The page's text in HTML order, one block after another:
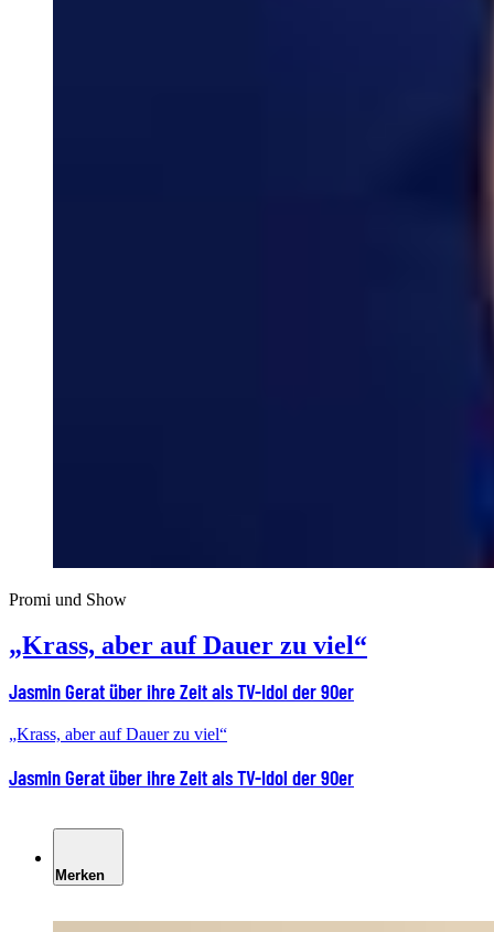
Promi und Show
„Krass, aber auf Dauer zu viel“
Jasmin Gerat über ihre Zeit als TV-Idol der 90er
„Krass, aber auf Dauer zu viel“
Jasmin Gerat über ihre Zeit als TV-Idol der 90er
Merken